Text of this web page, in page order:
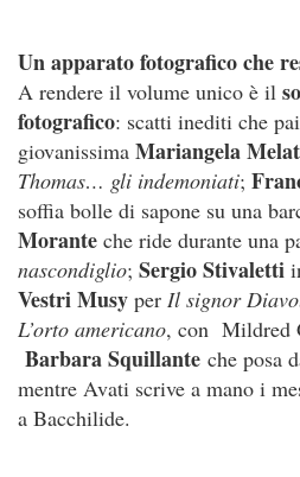
Un apparato fotografico che
A rendere il volume unico è il
fotografico: scatti inediti che
giovanissima Mariangela
Thomas… gli indemoniati;
soffia bolle di sapone su una
Morante che ride durante una
nascondiglio; Sergio Stivaletti
Vestri Musy per Il signor
L’orto americano, con Mildred
Barbara Squillante che posa
mentre Avati scrive a mano i
a Bacchilide.